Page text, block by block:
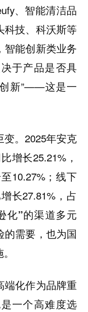
、智能清洁品
科技、科沃斯等
智能创新类业务
于产品是否具
新”——这是一
。2025年安克
增长25.21%，
10.27%；线下
长27.81%，占
化”的渠道多元
的需要，也为国
端化作为品牌重
一个高难度选